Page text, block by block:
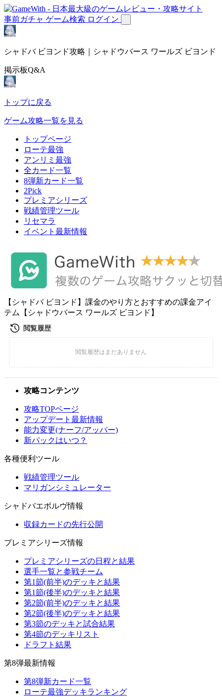
事前ガチャ ゲーム検索 ログイン
シャドバ ビヨンド攻略｜シャドウバース ワールズ ビヨンド
掲示板Q&A
トップに戻る
ゲーム攻略一覧を見る
トップページ
ローテ最強
アンリミ最強
全カード一覧
8弾新カード一覧
2Pick
プレミアシリーズ
戦績管理ツール
リセマラ
イベント最新情報
【シャドバ ビヨンド】課金のやり方とおすすめの課金アイ
テム【シャドウバース ワールズ ビヨンド】
攻略コンテンツ
攻略TOPページ
アップデート最新情報
能力変更(ナーフ/アッパー)
新パックはいつ？
各種便利ツール
戦績管理ツール
マリガンシミュレーター
シャドバエボルヴ情報
収録カードの先行公開
プレミアシリーズ情報
プレミアシリーズの日程と結果
選手一覧と参戦チーム
第1節(前半)のデッキと結果
第1節(後半)のデッキと結果
第2節(前半)のデッキと結果
第2節(後半)のデッキと結果
第3節のデッキと試合結果
第4節のデッキリスト
ドラフト結果
第8弾最新情報
第8弾新カード一覧
ローテ最強デッキランキング